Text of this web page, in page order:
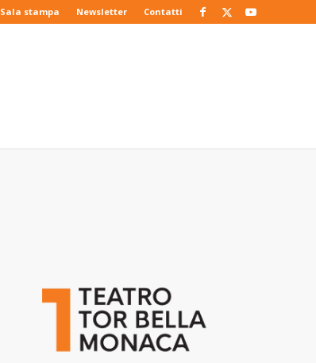
Sala stampa Newsletter Contatti